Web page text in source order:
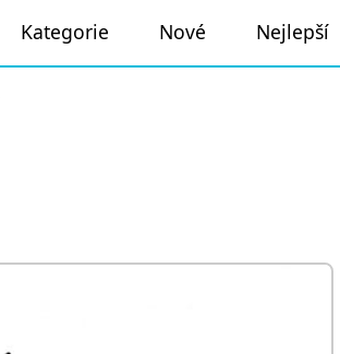
Kategorie Nové Nejlepší